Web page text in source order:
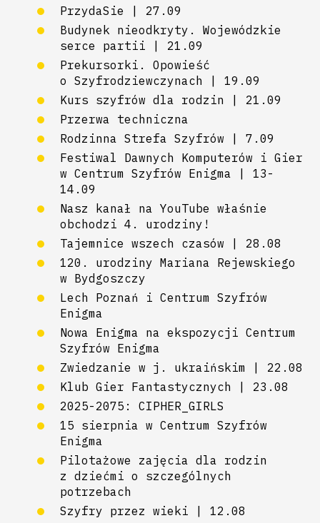
PrzydaSie | 27.09
Budynek nieodkryty. Wojewódzkie
serce partii | 21.09
Prekursorki. Opowieść
o Szyfrodziewczynach | 19.09
Kurs szyfrów dla rodzin | 21.09
Przerwa techniczna
Rodzinna Strefa Szyfrów | 7.09
Festiwal Dawnych Komputerów i Gier
w Centrum Szyfrów Enigma | 13-
14.09
Nasz kanał na YouTube właśnie
obchodzi 4. urodziny!
Tajemnice wszech czasów | 28.08
120. urodziny Mariana Rejewskiego
w Bydgoszczy
Lech Poznań i Centrum Szyfrów
Enigma
Nowa Enigma na ekspozycji Centrum
Szyfrów Enigma
Zwiedzanie w j. ukraińskim | 22.08
Klub Gier Fantastycznych | 23.08
2025-2075: CIPHER_GIRLS
15 sierpnia w Centrum Szyfrów
Enigma
Pilotażowe zajęcia dla rodzin
z dziećmi o szczególnych
potrzebach
Szyfry przez wieki | 12.08